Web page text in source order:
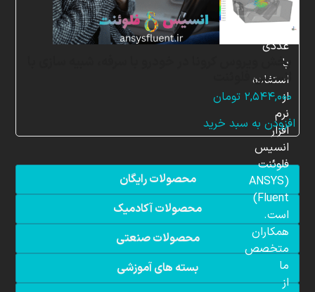
پخش ویروس کرونا در خودرو با سرفه، شبیه سازی با
انسیس فلوئنت
۲,۵۴۴,۰۰۰ تومان
افزودن به سبد خرید
محصولات رایگان
محصولات آکادمیک
محصولات صنعتی
بسته های آموزشی
شبیه
عددی
با
استفاده
از
نرم
افزار
انسیس
فلوئنت
(ANSYS
Fluent)
است.
همکاران
متخصص
ما
از